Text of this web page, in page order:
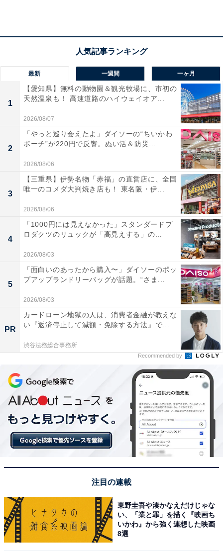
味は簡単に表現すると濃厚なホワイトチョコレートのよ
うな感じで、少しチェルシーにも似ていてクリーミーで
とてもおいしいです。そしてなんといっても後味がバタ
ーすぎる！ 口の中がバター風味でいっぱいになりバター
好きとしては幸せです。結構甘みが強いチョコレートだ
と感じました。
2. 開けた瞬間バターの香り！「カントリーマアム
じわるバター」
最新 一週間 一ヶ月
1
【愛知県】無料の動物園＆観光牧場に、市初の
天然温泉も！ 高速道路のハイウェイオア...
2026/08/07
2
「やっと巡り会えたよ」ダイソーの“ちいかわ
ポーチ”が220円で反響。ぬい活＆防災...
2026/08/06
3
【三重県】伊勢名物「赤福」の直営店に、全国
唯一のコメダ大判焼き店も！ 東名阪・伊...
2026/08/06
4
「1000円には見えなかった」スタンダードプ
ロダクツのリュックが「高見えする」の...
2026/08/03
5
「面白いのあったから購入〜」ダイソーのポッ
プアップランドリーバッグが話題。“さま...
2026/08/03
PR
カードローン地獄の人は、消費者金融が教えな
い『返済停止して減額・免除する方法』で...
渋谷法務総合事務所
Recommended by
注目の連載
東野圭吾や湊かなえだけじゃな
い、「業と罪」を描く『映画ち
いかわ』から強く連想した映画
8選